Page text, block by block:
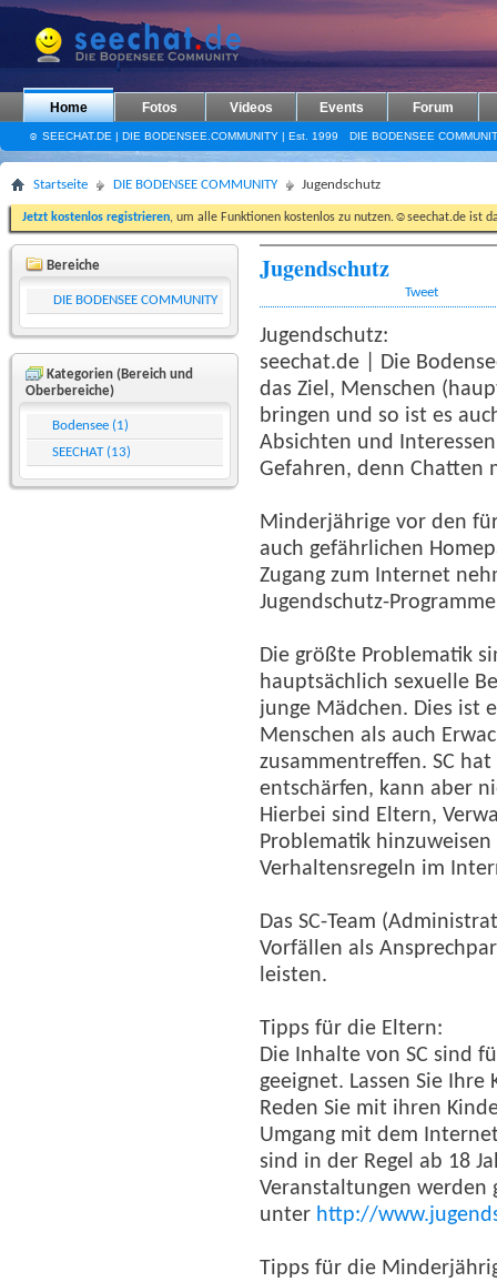
Home
☺ SEECHAT.DE | DIE BODENSEE.COMMUNITY | Est. 1999 DIE BODENSEE
Fotos Videos Events Forum
Startseite DIE BODENSEE COMMUNITY Jugendschutz
Jetzt kostenlos registrieren, um alle Funktionen kostenlos zu nutzen.☺seechat.de ist
Bereiche
DIE BODENSEE COMMUNITY
Kategorien (Bereich und
Oberbereiche)
Bodensee (1)
SEECHAT (13)
Jugendschutz
Tweet
Jugendschutz:
seechat.de | Die
das Ziel, Menschen
bringen und so ist es
Absichten und
Gefahren, denn Chatten
Minderjährige vor den
auch gefährlichen
Zugang zum Internet
Jugendschutz-
Die größte Problematik
hauptsächlich sexuelle
junge Mädchen. Dies ist
Menschen als auch
zusammentreffen. SC
entschärfen, kann aber
Hierbei sind Eltern,
Problematik
Verhaltensregeln im
Das SC-Team
Vorfällen als
leisten.
Tipps für die Eltern:
Die Inhalte von SC sind
geeignet. Lassen Sie
Reden Sie mit ihren
Umgang mit dem
sind in der Regel ab 18
Veranstaltungen werden
unter http://
Tipps für die